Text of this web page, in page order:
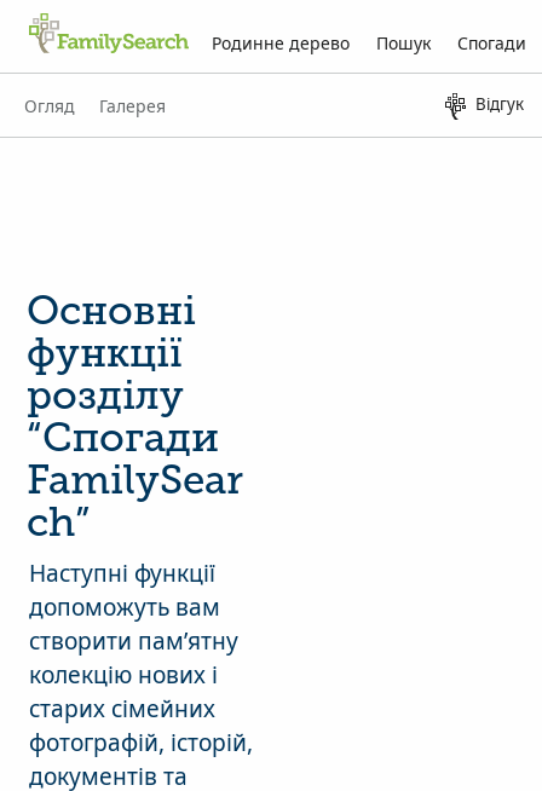
Родинне дерево Пошук Спогади
Огляд Галерея Відгук
Основні
функції
розділу
“Спогади
FamilySear
ch”
Наступні функції
допоможуть вам
створити пам’ятну
колекцію нових і
старих сімейних
фотографій, історій,
документів та